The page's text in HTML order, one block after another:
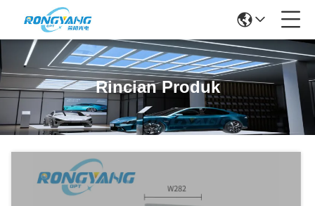
Rincian Produk